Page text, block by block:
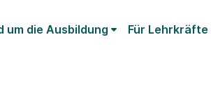
um die Ausbildung Für Lehrkräfte